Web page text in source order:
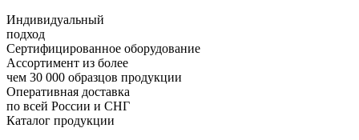
Индивидуальный
подход
Сертифицированное оборудование
Ассортимент из более
чем 30 000 образцов продукции
Оперативная доставка
по всей России и СНГ
Каталог продукции